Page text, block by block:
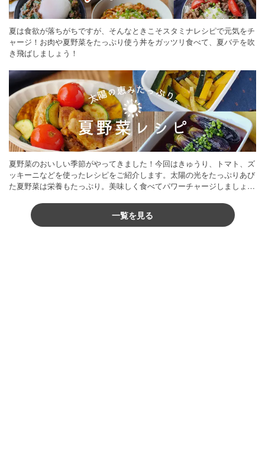
夏は食欲が落ちがちですが、そんなときこそスタミナレシピで元気をチ
ャージ！お肉や夏野菜をたっぷり使う丼をガッツリ食べて、夏バテを吹
き飛ばしましょう！
夏野菜のおいしい季節がやってきました！今回はきゅうり、トマト、ズ
ッキーニなどを使ったレシピをご紹介します。太陽の光をたっぷりあび
た夏野菜は栄養もたっぷり。美味しく食べてパワーチャージしましょう
一覧を見る